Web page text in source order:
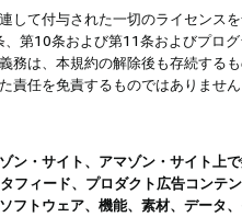
して付与された一切のライセンス
第10条および第11条およびプロ
務は、本規約の解除後も存続する
責任を免責するものではありませ
ン・サイト、アマゾン・サイト上
ィード、プロダクト広告コンテ
フトウェア、機能、素材、データ